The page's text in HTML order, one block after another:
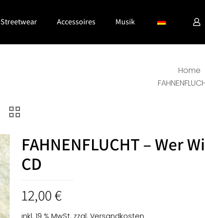
Streetwear Accessoires Musik
Home
FAHNENFLUCHT – Wer
CD
12,00€
inkl. 19 % MwSt. zzgl. Versandkosten